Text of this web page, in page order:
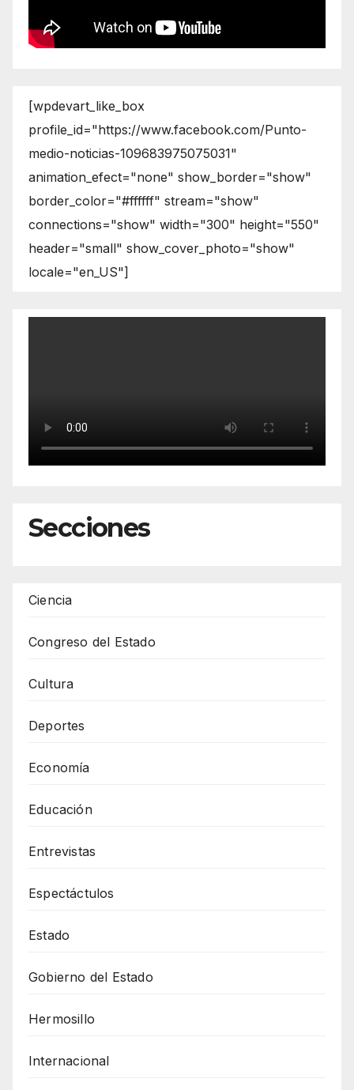
[wpdevart_like_box
profile_id="https://www.facebook.com/Punto-
medio-noticias-109683975075031"
animation_efect="none" show_border="show"
border_color="#ffffff" stream="show"
connections="show" width="300" height="550"
header="small" show_cover_photo="show"
locale="en_US"]
Secciones
Ciencia
Congreso del Estado
Cultura
Deportes
Economía
Educación
Entrevistas
Espectáctulos
Estado
Gobierno del Estado
Hermosillo
Internacional